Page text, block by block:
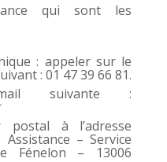
qui sont les
: appeler sur le
: 01 47 39 66 81.
suivante :
à l’adresse
Assistance – Service
Fénelon – 13006